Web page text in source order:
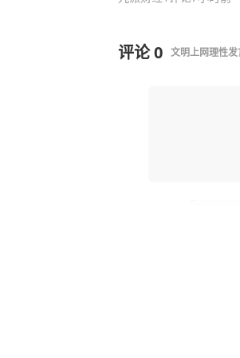
评论0 文明上网理性